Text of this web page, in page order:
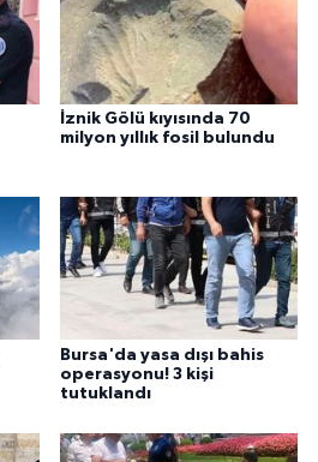
İznik Gölü kıyısında 70
milyon yıllık fosil bulundu
Bursa'da yasa dışı bahis
operasyonu! 3 kişi
tutuklandı